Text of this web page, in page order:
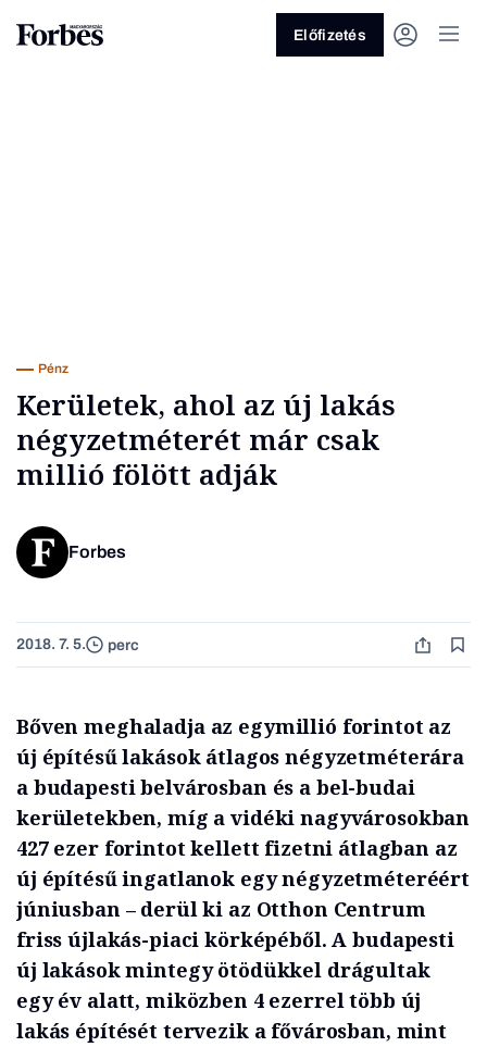
Előfizetés
Pénz
Kerületek, ahol az új lakás
négyzetméterét már csak
millió fölött adják
Forbes
2018. 7. 5. perc
Bőven meghaladja az egymillió forintot az
új építésű lakások átlagos négyzetméterára
a budapesti belvárosban és a bel-budai
kerületekben, míg a vidéki nagyvárosokban
427 ezer forintot kellett fizetni átlagban az
új építésű ingatlanok egy négyzetméteréért
júniusban – derül ki az Otthon Centrum
friss újlakás-piaci körképéből. A budapesti
új lakások mintegy ötödükkel drágultak
egy év alatt, miközben 4 ezerrel több új
lakás építését tervezik a fővárosban, mint